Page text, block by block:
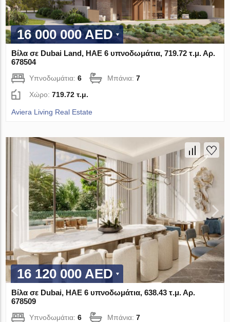
16 000 000 AED
Βίλα σε Dubai Land, ΗΑΕ 6 υπνοδωμάτια, 719.72 τ.μ. Αρ.
678504
Υπνοδωμάτια:6 Μπάνια:7
Χώρο:719.72 τ.μ.
Aviera Living Real Estate
16 120 000 AED
Βίλα σε Dubai, ΗΑΕ 6 υπνοδωμάτια, 638.43 τ.μ. Αρ.
678509
Υπνοδωμάτια:6 Μπάνια:7